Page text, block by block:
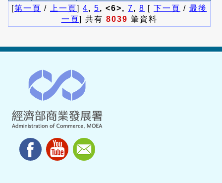
[第一頁 / 上一頁] 4, 5, <6>, 7, 8 [ 下一頁 / 最後
一頁] 共有 8039 筆資料